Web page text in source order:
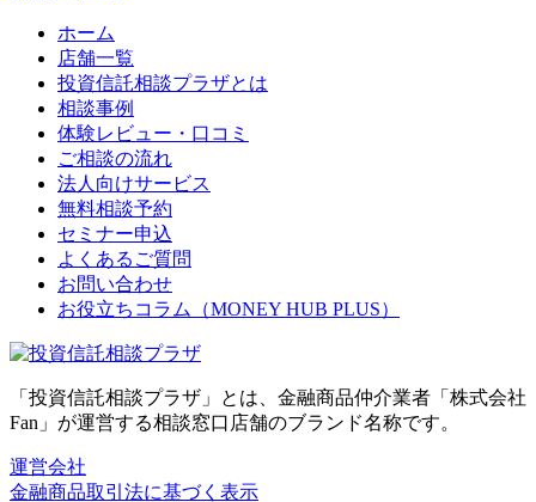
ホーム
店舗一覧
投資信託相談プラザとは
相談事例
体験レビュー・口コミ
ご相談の流れ
法人向けサービス
無料相談予約
セミナー申込
よくあるご質問
お問い合わせ
お役立ちコラム（MONEY HUB PLUS）
「投資信託相談プラザ」とは、金融商品仲介業者「株式会社
Fan」が運営する相談窓口店舗のブランド名称です。
運営会社
金融商品取引法に基づく表示